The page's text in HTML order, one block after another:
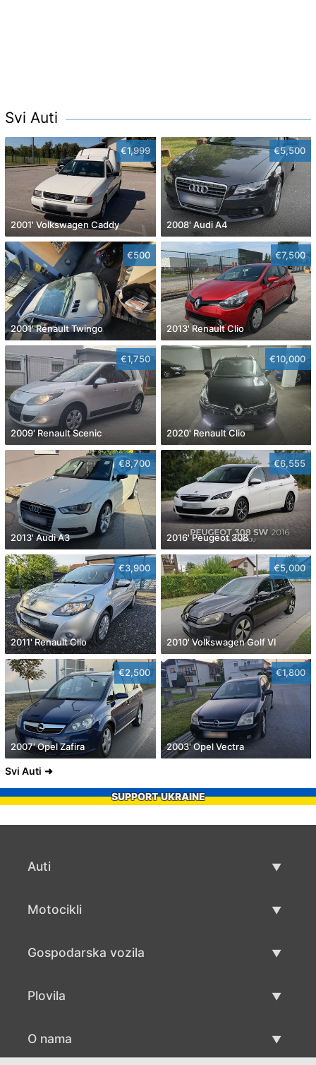
Svi Auti
€1,999
2001' Volkswagen Caddy
€5,500
2008' Audi A4
€500
2001' Renault Twingo
€7,500
2013' Renault Clio
€1,750
2009' Renault Scenic
€10,000
2020' Renault Clio
€8,700
2013' Audi A3
€6,555
2016' Peugeot 308
€3,900
2011' Renault Clio
€5,000
2010' Volkswagen Golf VI
€2,500
2007' Opel Zafira
€1,800
2003' Opel Vectra
Svi Auti
SUPPORT UKRAINE
Auti
Motocikli
Gospodarska vozila
Plovila
Prodaja plovila
O nama